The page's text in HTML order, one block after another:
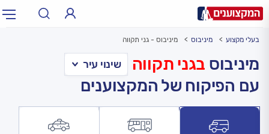
עירעיר: תל אביב, חיפה…
בעלי מקצוע מיניבוס מיניבוס - גני תקווה
מיניבוס בגני תקווה
עם הפיקוח של המקצוענים